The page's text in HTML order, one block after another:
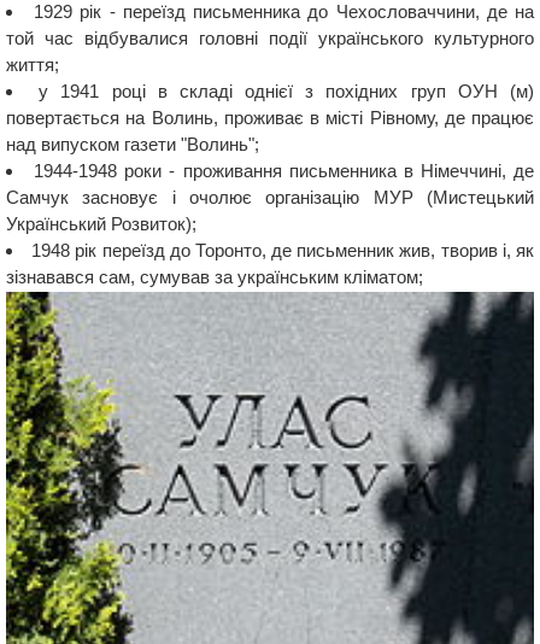
1929 рік - переїзд письменника до Чехословаччини, де на
той час відбувалися головні події українського культурного
життя;
у 1941 році в складі однієї з похідних груп ОУН (м)
повертається на Волинь, проживає в місті Рівному, де працює
над випуском газети "Волинь";
1944-1948 роки - проживання письменника в Німеччині, де
Самчук засновує і очолює організацію МУР (Мистецький
Український Розвиток);
1948 рік переїзд до Торонто, де письменник жив, творив і, як
зізнавався сам, сумував за українським кліматом;